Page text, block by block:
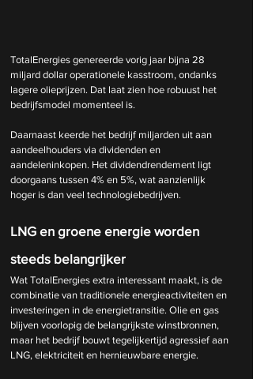
TotalEnergies genereerde vorig jaar bijna 28
miljard dollar operationele kasstroom, ondanks
lagere olieprijzen. Dat laat zien hoe robuust het
bedrijfsmodel momenteel is.
Daarnaast keerde het bedrijf miljarden uit aan
aandeelhouders via dividenden en
aandeleninkopen. Het dividendrendement ligt
doorgaans tussen 4% en 5%, wat aanzienlijk
hoger is dan veel technologiebedrijven.
LNG en groene energie worden
steeds belangrijker
Wat TotalEnergies extra interessant maakt, is de
combinatie van traditionele energieactiviteiten en
investeringen in de energietransitie. Olie en gas
blijven voorlopig de belangrijkste winstbronnen,
maar het bedrijf bouwt tegelijkertijd agressief aan
LNG, elektriciteit en hernieuwbare energie.